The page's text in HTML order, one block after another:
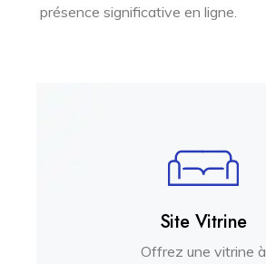
présence significative en ligne.
Site Vitrine
Offrez une vitrine à